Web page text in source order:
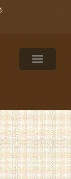
TOGGLE